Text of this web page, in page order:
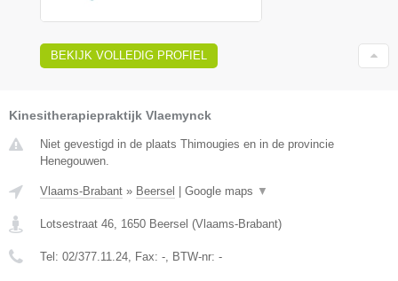
BEKIJK VOLLEDIG PROFIEL
Kinesitherapiepraktijk Vlaemynck
Niet gevestigd in de plaats Thimougies en in de provincie
Henegouwen.
Vlaams-Brabant » Beersel | Google maps ▼
Lotsestraat 46 1650 Beersel (Vlaams-Brabant)
Tel: 02/377.11.24 , Fax: - , BTW-nr: -